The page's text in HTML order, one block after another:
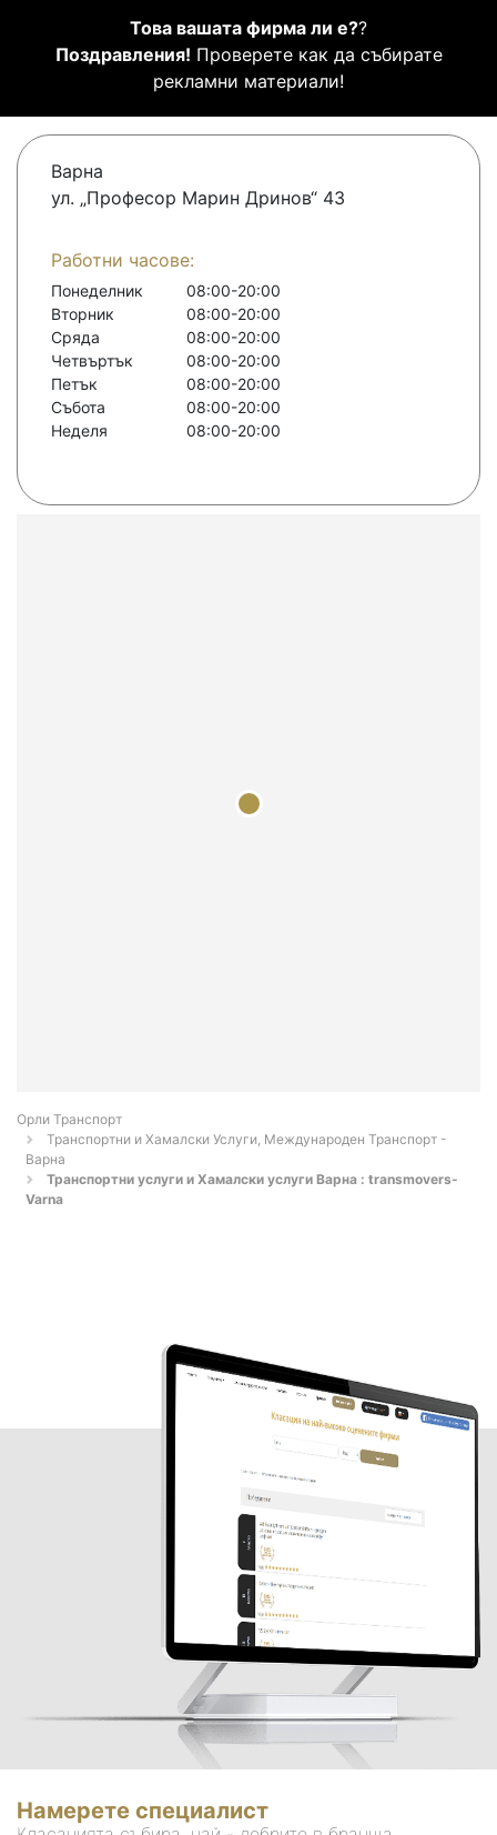
Това вашата фирма ли е??
Поздравления! Проверете как да събирате
рекламни материали!
Варна
ул. „Професор Марин Дринов“ 43
Работни часове:
Понеделник
08:00-20:00
Вторник
08:00-20:00
Сряда
08:00-20:00
Четвъртък
08:00-20:00
Петък
08:00-20:00
Събота
08:00-20:00
Неделя
08:00-20:00
Орли Транспорт
Транспортни и Хамалски Услуги, Международен Транспорт -
Варна
Транспортни услуги и Хамалски услуги Варна : transmovers-
Varna
Намерете специалист